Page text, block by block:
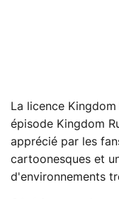
La licence
épisode Kingdom
apprécié par les
cartoonesques et
d'environnements